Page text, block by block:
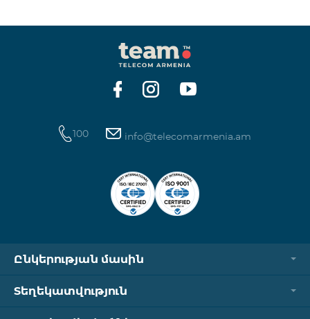
100 info@telecomarmenia.am
Ընկերության մասին
Տեղեկատվություն